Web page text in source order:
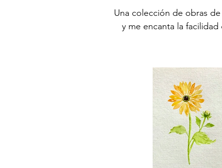
Una colección de obras
y me encanta la